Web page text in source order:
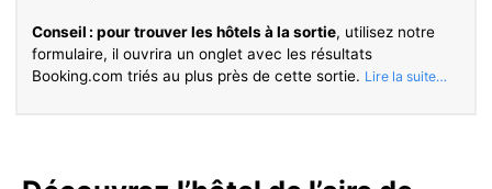
Conseil : pour trouver les hôtels à la sortie, utilisez notre
formulaire, il ouvrira un onglet avec les résultats
Booking.com triés au plus près de cette sortie.